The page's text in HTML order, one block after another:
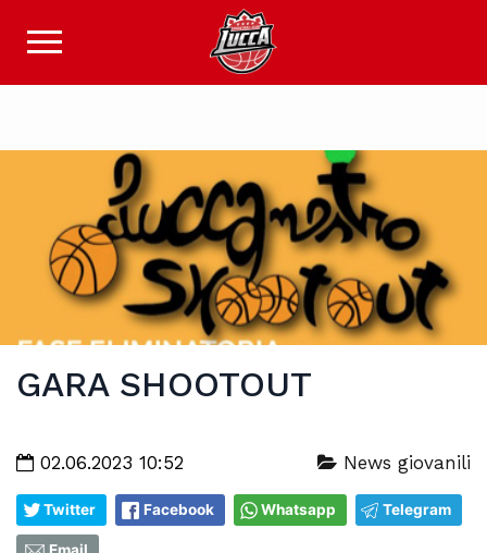
GARA SHOOTOUT
02.06.2023 10:52 News giovanili
Twitter Facebook Whatsapp Telegram
Email